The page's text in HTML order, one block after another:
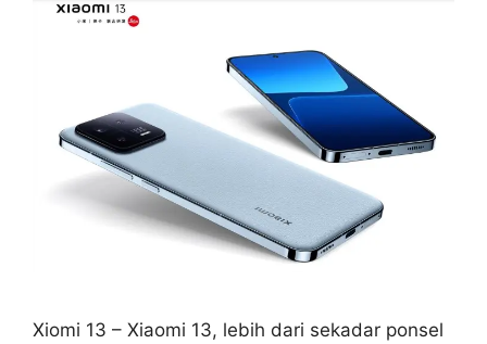
Xiomi 13 – Xiaomi 13, lebih dari sekadar ponsel